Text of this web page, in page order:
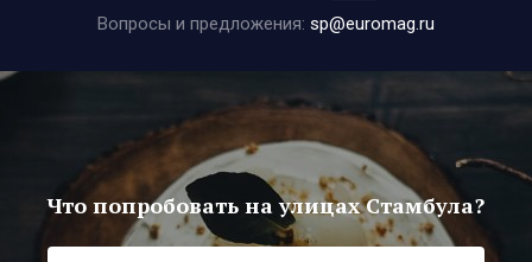
Вопросы и предложения: sp@euromag.ru
Что попробовать на улицах Стамбула?